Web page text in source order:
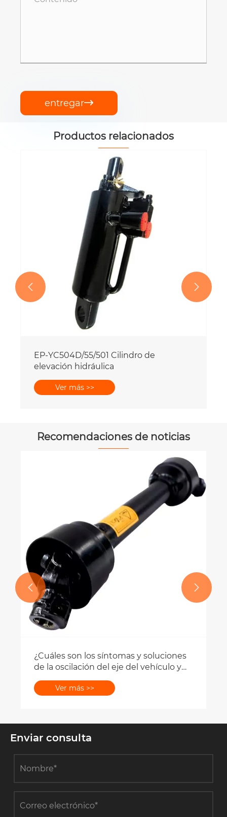
entregar
Productos relacionados
EP-MEZ504/55/016 Cilindro de
elevación hidráulica
Ver más >>
 
Recomendaciones de noticias
¿Cómo seleccionar la caja de cambios
planetaria adecuada para aplicaciones
 
Enviar consulta